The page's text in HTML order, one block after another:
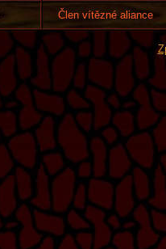
Člen vítězné aliance